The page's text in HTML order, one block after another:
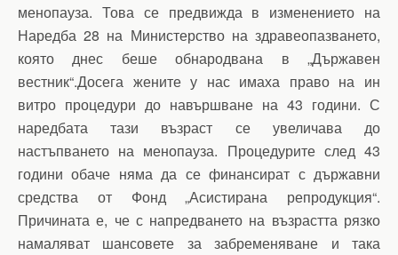
менопауза. Това се предвижда в изменението на
Наредба 28 на Министерство на здравеопазването,
която днес беше обнародвана в „Държавен
вестник“.Досега жените у нас имаха право на ин
витро процедури до навършване на 43 години. С
наредбата тази възраст се увеличава до
настъпването на менопауза. Процедурите след 43
години обаче няма да се финансират с държавни
средства от Фонд „Асистирана репродукция“.
Причината е, че с напредването на възрастта рязко
намаляват шансовете за забременяване и така